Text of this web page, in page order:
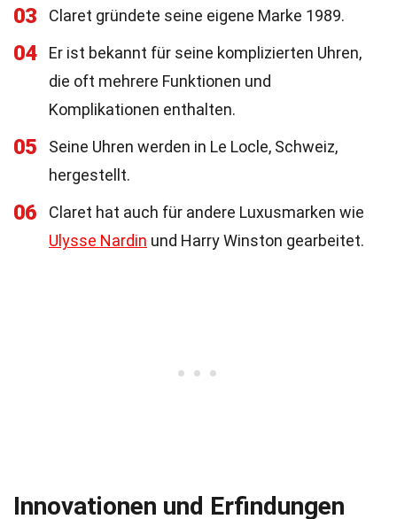
03 Claret gründete seine eigene Marke 1989.
04
Er ist bekannt für seine komplizierten Uhren,
die oft mehrere Funktionen und
Komplikationen enthalten.
05
Seine Uhren werden in Le Locle, Schweiz,
hergestellt.
06
Claret hat auch für andere Luxusmarken wie
Ulysse Nardin und Harry Winston gearbeitet.
Innovationen und Erfindungen